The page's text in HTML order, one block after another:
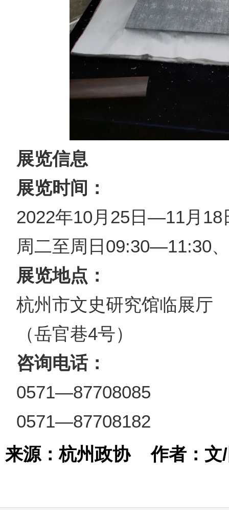
展览信息
展览时间：
2022年10月25日—11月18
周二至周日09:30—11:30
展览地点：
杭州市文史研究馆临展厅
（岳官巷4号）
咨询电话：
0571—87708085
0571—87708182
来源：杭州政协作者：